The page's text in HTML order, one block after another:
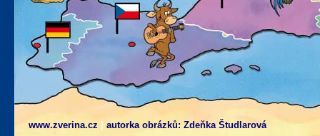
www.zverina.cz autorka obrázků: Zdeňka Študlarová